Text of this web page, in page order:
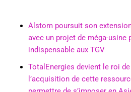
Alstom poursuit son
avec un projet de méga-usine
indispensable aux TGV
TotalEnergies devient le roi
l’acquisition de cette